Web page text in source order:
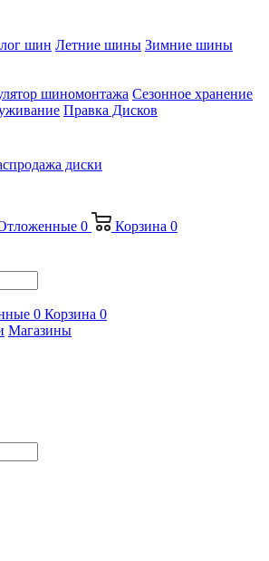
шин Летние шины Зимние шины
шиномонтажа Сезонное хранение
Правка Дисков
диски
0 Корзина 0
0 Корзина 0
Магазины